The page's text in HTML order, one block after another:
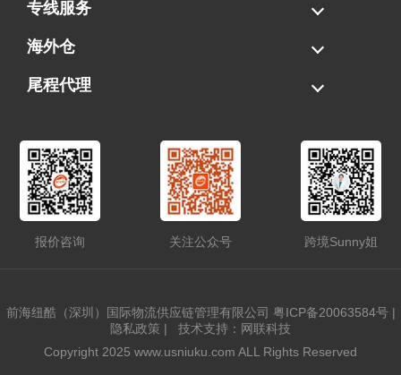
海运拼柜
海运整柜
美国海卡
加拿大海运
专线服务
FBA专线直送
超大件专线
AWD专线
电池专线
海外仓
一件代发
FBA中转
贴标换标
拆柜/存储
尾程代理
报价咨询 关注公众号 跨境Sunny姐
前海纽酷（深圳）国际物流供应链管理有限公司 粤ICP备20063584号|
隐私政策 |
技术支持：网联科技
Copyright 2025 www.usniuku.com ALL Rights Reserved